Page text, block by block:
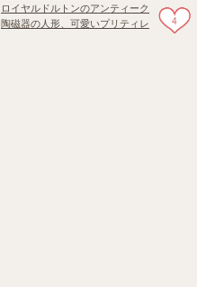
4
ロイヤルドルトンのアンティーク
陶磁器の人形、可愛いプリティレ